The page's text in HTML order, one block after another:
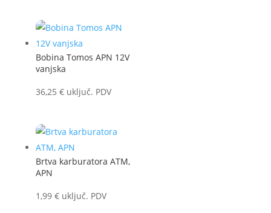
Bobina Tomos APN 12V
vanjska
36,25 € uključ. PDV
Brtva karburatora ATM,
APN
1,99 € uključ. PDV